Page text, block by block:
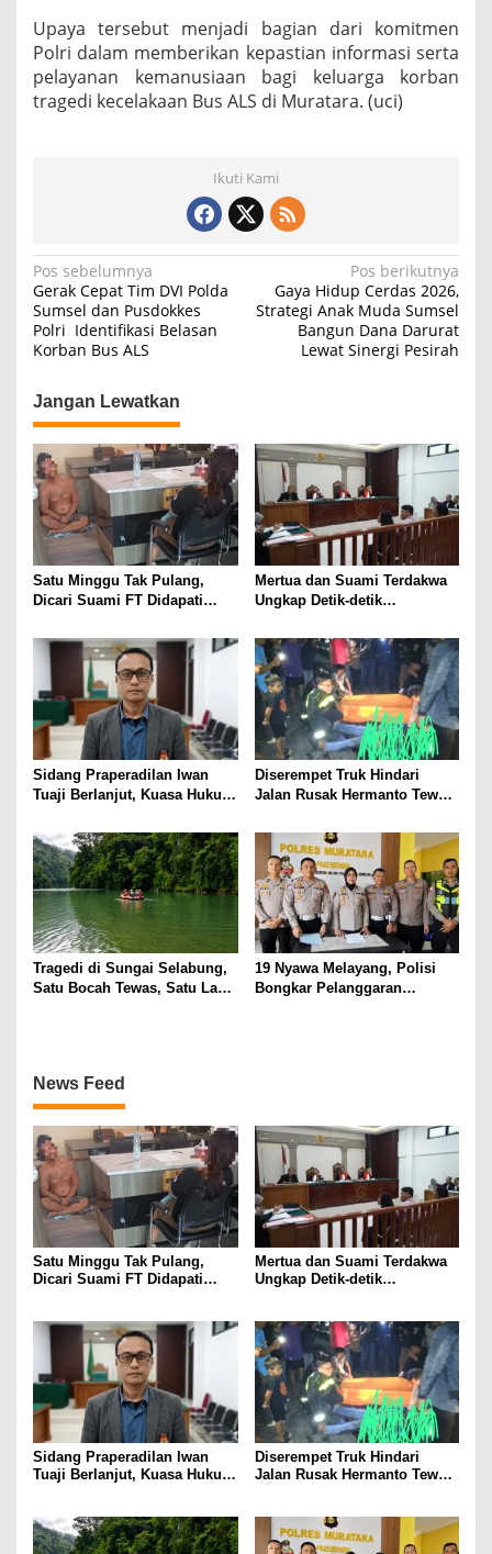
Upaya tersebut menjadi bagian dari komitmen
Polri dalam memberikan kepastian informasi serta
pelayanan kemanusiaan bagi keluarga korban
tragedi kecelakaan Bus ALS di Muratara. (uci)
Ikuti Kami
N
a
v
g
a
s
i
p
o
s
Pos sebelumnya
Gerak Cepat Tim DVI Polda
Sumsel dan Pusdokkes
Polri Identifikasi Belasan
Korban Bus ALS
Pos berikutnya
Gaya Hidup Cerdas 2026,
Strategi Anak Muda Sumsel
Bangun Dana Darurat
Lewat Sinergi Pesirah
Jangan Lewatkan
Satu Minggu Tak Pulang,
Dicari Suami FT Didapati
Mertua dan Suami Terdakwa
Ungkap Detik-detik
Asep di Kertapati
Sidang Praperadilan Iwan
Tuaji Berlanjut, Kuasa Hukum
Penggeledahan
Diserempet Truk Hindari
Jalan Rusak Hermanto Tewas
Tragedi di Sungai Selabung,
Satu Bocah Tewas, Satu Lagi
19 Nyawa Melayang, Polisi
Bongkar Pelanggaran
News Feed
Satu Minggu Tak Pulang,
Dicari Suami FT Didapati
Mertua dan Suami Terdakwa
Ungkap Detik-detik
Sidang Praperadilan Iwan
Tuaji Berlanjut, Kuasa Hukum
Diserempet Truk Hindari
Jalan Rusak Hermanto Tewas